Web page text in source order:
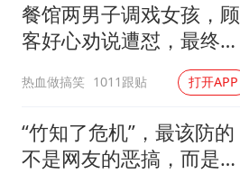
餐馆两男子调戏女孩，顾
客好心劝说遭怼，最终爆
热血做搞笑 1011跟贴 打开APP
“竹知了危机”，最该防的
不是网友的恶搞，而是某